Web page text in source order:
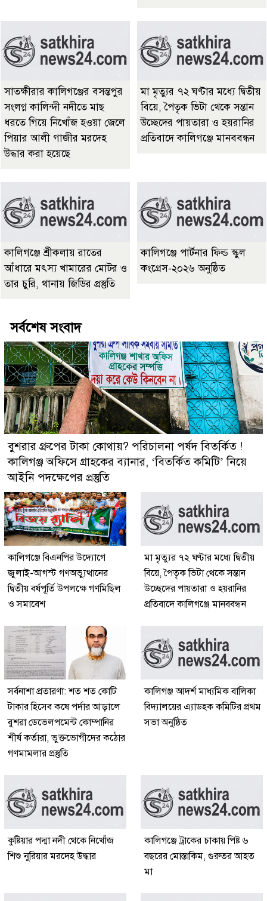
সাতক্ষীরার কালিগঞ্জের বসন্তপুর
সংলগ্ন কালিন্দী নদীতে মাছ
ধরতে গিয়ে নিখোঁজ হওয়া জেলে
পিয়ার আলী গাজীর মরদেহ
উদ্ধার করা হয়েছে
মা মৃত্যুর ৭২ ঘণ্টার মধ্যে দ্বিতীয়
বিয়ে, পৈতৃক ভিটা থেকে সন্তান
উচ্ছেদের পায়তারা ও হয়রানির
প্রতিবাদে কালিগঞ্জে মানববন্ধন
কালিগঞ্জে শ্রীকলায় রাতের
আঁধারে মৎস্য খামারের মোটর ও
তার চুরি, থানায় জিডির প্রস্তুতি
কালিগঞ্জে পার্টনার ফিল্ড স্কুল
কংগ্রেস-২০২৬ অনুষ্ঠিত
সর্বশেষ সংবাদ
বুশরার গ্রুপের টাকা কোথায়? পরিচালনা পর্ষদ বিতর্কিত !
কালিগঞ্জ অফিসে গ্রাহকের ব্যানার, ‘বিতর্কিত কমিটি’ নিয়ে
আইনি পদক্ষেপের প্রস্তুতি
কালিগঞ্জে বিএনপির উদ্যোগে
জুলাই-আগস্ট গণঅভ্যুত্থানের
দ্বিতীয় বর্ষপূর্তি উপলক্ষে গণমিছিল
ও সমাবেশ
মা মৃত্যুর ৭২ ঘণ্টার মধ্যে দ্বিতীয়
বিয়ে, পৈতৃক ভিটা থেকে সন্তান
উচ্ছেদের পায়তারা ও হয়রানির
প্রতিবাদে কালিগঞ্জে মানববন্ধন
সর্বনাশা প্রতারণা: শত শত কোটি
টাকার হিসেব কষে পর্দার আড়ালে
বুশরা ডেভেলপমেন্ট কোম্পানির
শীর্ষ কর্তারা, ভুক্তভোগীদের কঠোর
গণমামলার প্রস্তুতি
কালিগঞ্জ আদর্শ মাধ্যমিক বালিকা
বিদ্যালয়ের এ্যাডহক কমিটির প্রথম
সভা অনুষ্ঠিত
কুষ্টিয়ার পদ্মা নদী থেকে নিখোঁজ
শিশু নুরিয়ার মরদেহ উদ্ধার
কালিগঞ্জে ট্রাকের চাকায় পিষ্ট ৬
বছরের মোস্তাকিম, গুরুতর আহত
মা